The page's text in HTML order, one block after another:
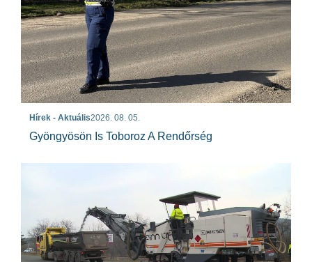
Hírek - Aktuális2026. 08. 05.
Gyöngyösön Is Toboroz A Rendőrség